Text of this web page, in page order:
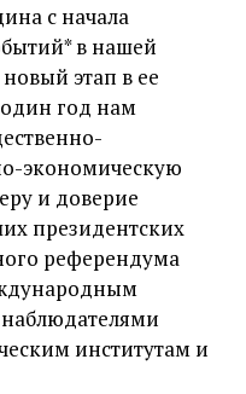
с начала
в нашей
этап в ее
год нам
экономическую
и доверие
президентских
референдума
институтам и